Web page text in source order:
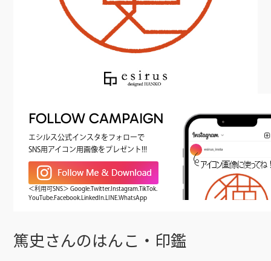
FOLLOW CAMPAIGN
エシルス公式インスタをフォローで
SNS用アイコン用画像をプレゼント!!!
＜利用可SNS＞ Google.Twitter.Instagram.TikTok.
YouTube.Facebook.LinkedIn.LINE.WhatsApp
篤史さんのはんこ・印鑑